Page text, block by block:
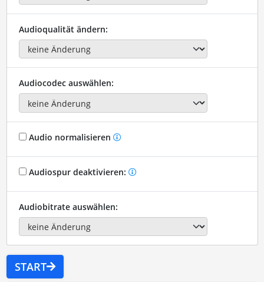
Audioqualität ändern:
Audiocodec auswählen:
Audio normalisieren
Audiospur deaktivieren:
Audiobitrate auswählen:
START